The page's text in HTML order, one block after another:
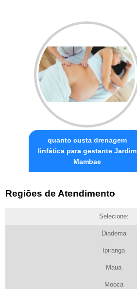
quanto custa drenagem
linfática para gestante Jardim
Mambae
Regiões de Atendimento
Selecione:
Diadema
Ipiranga
Maua
Mooca